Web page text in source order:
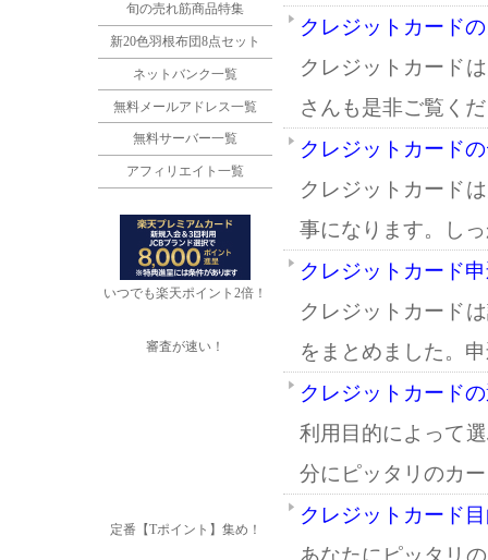
クレジットカード
クレジットカード
さんも是非ご覧く
クレジットカード
クレジットカード
事になります。し
クレジットカード
クレジットカード
をまとめました。
クレジットカード
利用目的によって
分にピッタリのカ
クレジットカード
あなたにピッタリ
旬の売れ筋商品特集
新20色羽根布団8点セット
ネットバンク一覧
無料メールアドレス一覧
無料サーバー一覧
アフィリエイト一覧
いつでも楽天ポイント2倍！
審査が速い！
定番【Tポイント】集め！